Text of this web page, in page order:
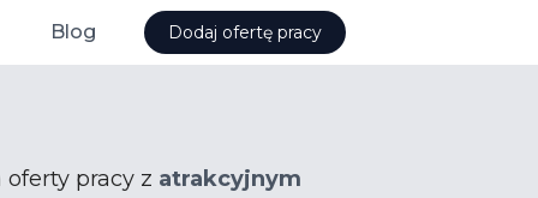
Blog Dodaj ofertę pracy
pracy z atrakcyjnym